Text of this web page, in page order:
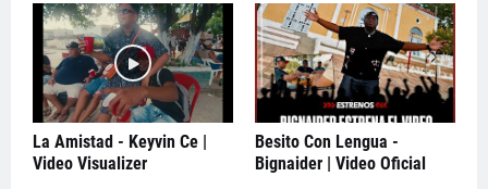
La Amistad - Keyvin Ce |
Video Visualizer
Besito Con Lengua -
Bignaider | Video Oficial